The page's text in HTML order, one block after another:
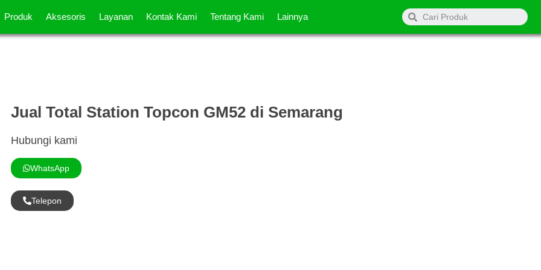
Produk Aksesoris Layanan Kontak Kami Tentang Kami Lainnya Search
Jual Total Station Topcon GM52 di Semarang
Hubungi kami
WhatsApp
Telepon